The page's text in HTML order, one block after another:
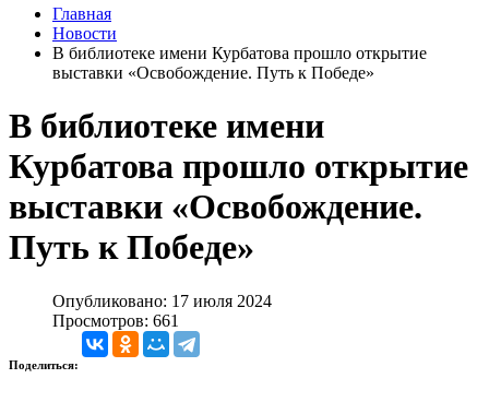
Главная
Новости
В библиотеке имени Курбатова прошло открытие
выставки «Освобождение. Путь к Победе»
В библиотеке имени
Курбатова прошло открытие
выставки «Освобождение.
Путь к Победе»
Опубликовано: 17 июля 2024
Просмотров: 661
Поделиться: